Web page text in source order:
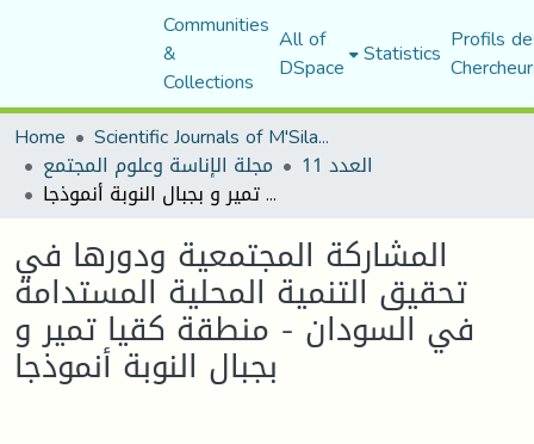
Communities
&
Collections
All of
DSpace Statistics Profils
Home
Scientific Journals of M'Sila University
مجلة الإناسة وعلوم المجتمع العدد 11
المشاركة المجتمعية ودورها في تحقيق التنمية المحلية المستدامة في السودان - منطقة كقيا تمير و بجبال النوبة أنموذجا
المشاركة المجتمعية ودورها في
تحقيق التنمية المحلية المستدامة
في السودان - منطقة كقيا تمير و
بجبال النوبة أنموذجا